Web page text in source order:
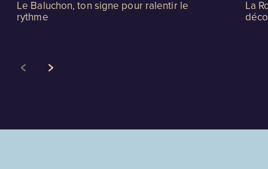
Le Baluchon, ton signe pour ralentir le
rythme
La